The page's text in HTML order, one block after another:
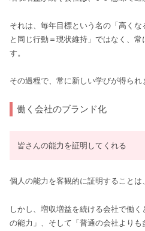
それは、毎年目標という名の「高く
と同じ行動＝現状維持」ではなく、
す。
その過程で、常に新しい学びが得られ
働く会社のブランド化
皆さんの能力を証明してくれる
個人の能力を客観的に証明することは
しかし、増収増益を続ける会社で働
の能力」、そして「普通の会社より